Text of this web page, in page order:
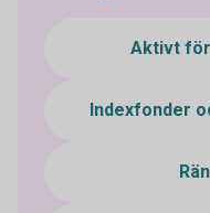
Aktivt
Indexfonder